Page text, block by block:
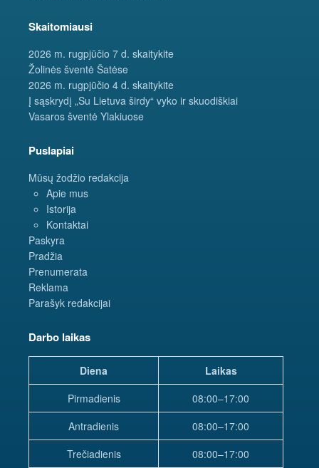
Skaitomiausi
2026 m. rugpjūčio 7 d. skaitykite
Žolinės šventė Šatėse
2026 m. rugpjūčio 4 d. skaitykite
Į sąskrydį „Su Lietuva širdy“ vyko ir skuodiškiai
Vasaros šventė Ylakiuose
Puslapiai
Mūsų žodžio redakcija
Apie mus
Istorija
Kontaktai
Paskyra
Pradžia
Prenumerata
Reklama
Parašyk redakcijai
Darbo laikas
Diena
Laikas
Pirmadienis
08:00–17:00
Antradienis
08:00–17:00
Trečiadienis
08:00–17:00